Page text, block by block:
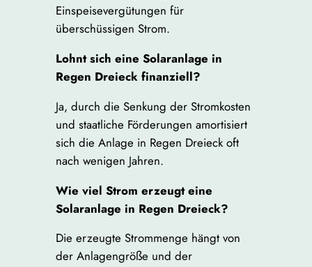
Einspeisevergütungen für
überschüssigen Strom.
Lohnt sich eine Solaranlage in
Regen Dreieck finanziell?
Ja, durch die Senkung der Stromkosten
und staatliche Förderungen amortisiert
sich die Anlage in Regen Dreieck oft
nach wenigen Jahren.
Wie viel Strom erzeugt eine
Solaranlage in Regen Dreieck?
Die erzeugte Strommenge hängt von
der Anlagengröße und der